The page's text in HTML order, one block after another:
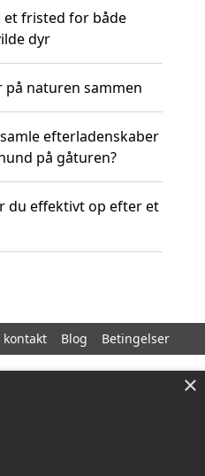
et fristed for både
dyr
på naturen sammen
efterladenskaber
på gåturen?
du effektivt op efter et
kontakt Blog Betingelser
×